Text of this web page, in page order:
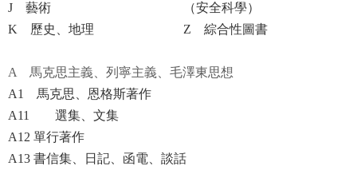
J 藝術
K 歷史、地理
（安全科學）
Z 綜合性圖書
A 馬克思主義、列寧主義、毛澤東思想
A1 馬克思、恩格斯著作
A11 選集、文集
A12 單行著作
A13 書信集、日記、函電、談話